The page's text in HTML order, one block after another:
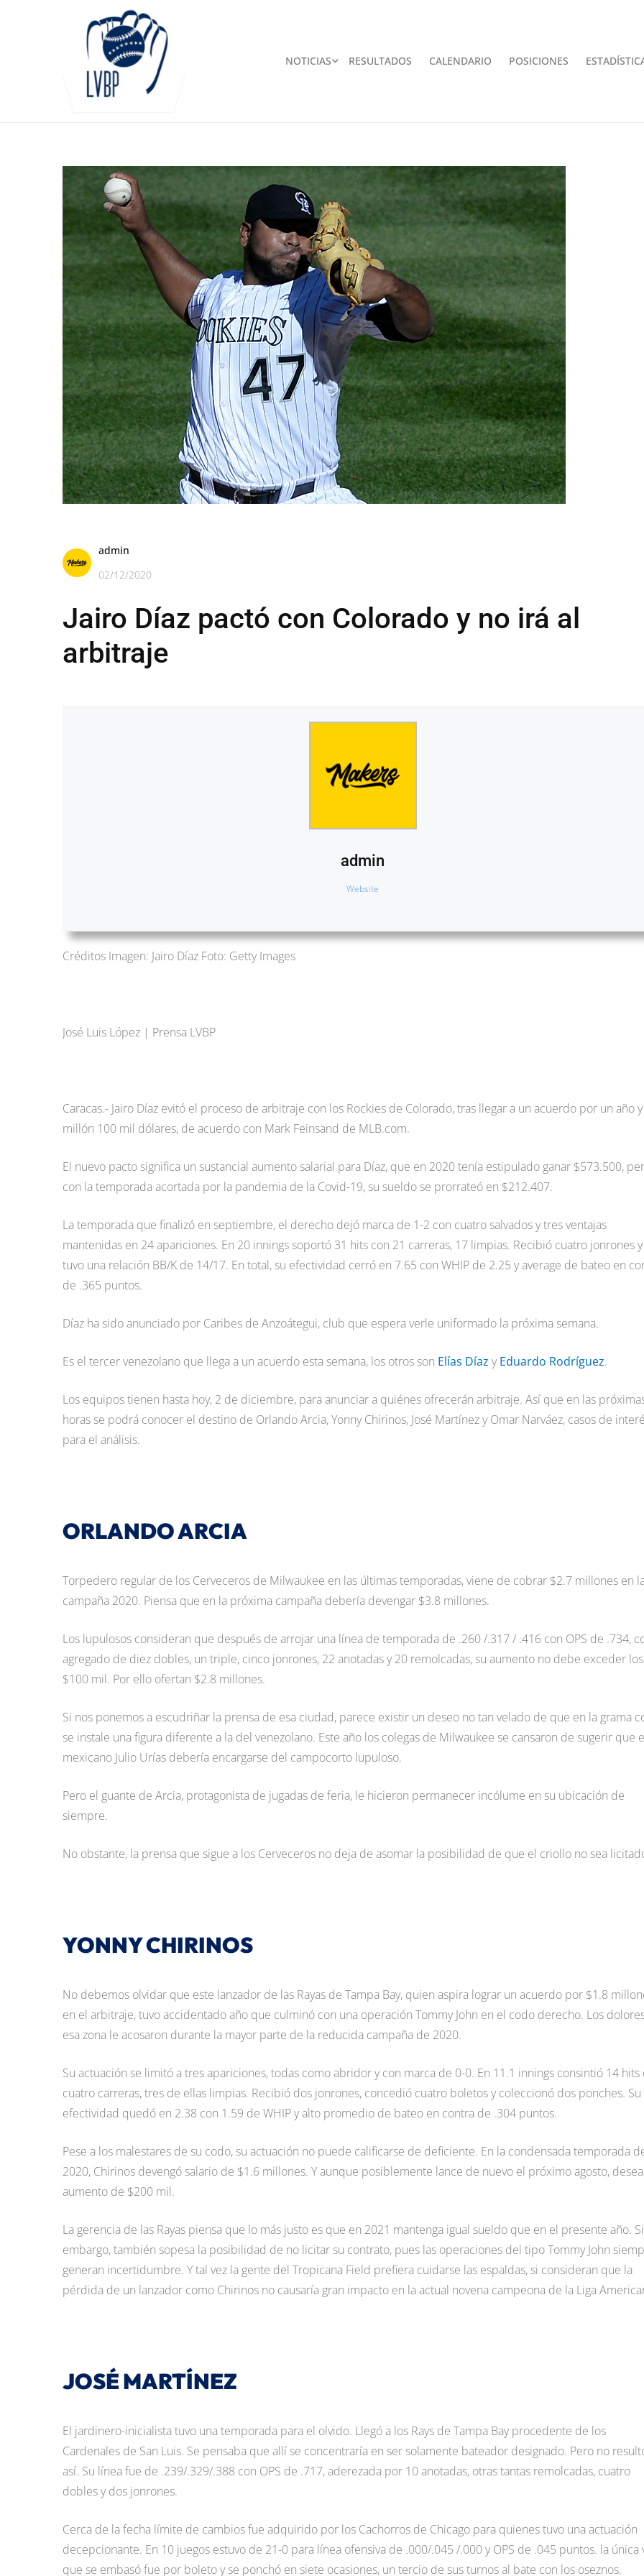
NOTICIAS RESULTADOS CALENDARIO POSICIONES
admin
02/12/2020
Jairo Díaz pactó con Colorado y no irá al
arbitraje
admin
Website
Créditos Imagen: Jairo Díaz Foto: Getty Images
José Luis López | Prensa LVBP
Caracas.- Jairo Díaz evitó el proceso de arbitraje con los Rockies de Colorado, tras llegar a un acuerdo por un año
millón 100 mil dólares, de acuerdo con Mark Feinsand de MLB.com.
El nuevo pacto significa un sustancial aumento salarial para Díaz, que en 2020 tenía estipulado ganar $573.500,
con la temporada acortada por la pandemia de la Covid-19, su sueldo se prorrateó en $212.407.
La temporada que finalizó en septiembre, el derecho dejó marca de 1-2 con cuatro salvados y tres ventajas
mantenidas en 24 apariciones. En 20 innings soportó 31 hits con 21 carreras, 17 limpias. Recibió cuatro jonrones y
tuvo una relación BB/K de 14/17. En total, su efectividad cerró en 7.65 con WHIP de 2.25 y average de bateo en
de .365 puntos.
Díaz ha sido anunciado por Caribes de Anzoátegui, club que espera verle uniformado la próxima semana.
Es el tercer venezolano que llega a un acuerdo esta semana, los otros son Elías Díaz yEduardo Rodríguez.
Los equipos tienen hasta hoy, 2 de diciembre, para anunciar a quiénes ofrecerán arbitraje. Así que en las
horas se podrá conocer el destino de Orlando Arcia, Yonny Chirinos, José Martínez y Omar Narváez, casos de
para el análisis.
ORLANDO ARCIA
Torpedero regular de los Cerveceros de Milwaukee en las últimas temporadas, viene de cobrar $2.7 millones en
campaña 2020. Piensa que en la próxima campaña debería devengar $3.8 millones.
Los lupulosos consideran que después de arrojar una línea de temporada de .260 /.317 / .416 con OPS de .734,
agregado de diez dobles, un triple, cinco jonrones, 22 anotadas y 20 remolcadas, su aumento no debe exceder los
$100 mil. Por ello ofertan $2.8 millones.
Si nos ponemos a escudriñar la prensa de esa ciudad, parece existir un deseo no tan velado de que en la grama
se instale una figura diferente a la del venezolano. Este año los colegas de Milwaukee se cansaron de sugerir que
mexicano Julio Urías debería encargarse del campocorto lupuloso.
Pero el guante de Arcia, protagonista de jugadas de feria, le hicieron permanecer incólume en su ubicación de
siempre.
No obstante, la prensa que sigue a los Cerveceros no deja de asomar la posibilidad de que el criollo no sea
YONNY CHIRINOS
No debemos olvidar que este lanzador de las Rayas de Tampa Bay, quien aspira lograr un acuerdo por $1.8
en el arbitraje, tuvo accidentado año que culminó con una operación Tommy John en el codo derecho. Los
esa zona le acosaron durante la mayor parte de la reducida campaña de 2020.
Su actuación se limitó a tres apariciones, todas como abridor y con marca de 0-0. En 11.1 innings consintió 14 hits
cuatro carreras, tres de ellas limpias. Recibió dos jonrones, concedió cuatro boletos y coleccionó dos ponches. Su
efectividad quedó en 2.38 con 1.59 de WHIP y alto promedio de bateo en contra de .304 puntos.
Pese a los malestares de su codo, su actuación no puede calificarse de deficiente. En la condensada temporada
2020, Chirinos devengó salario de $1.6 millones. Y aunque posiblemente lance de nuevo el próximo agosto,
aumento de $200 mil.
La gerencia de las Rayas piensa que lo más justo es que en 2021 mantenga igual sueldo que en el presente año.
embargo, también sopesa la posibilidad de no licitar su contrato, pues las operaciones del tipo Tommy John
generan incertidumbre. Y tal vez la gente del Tropicana Field prefiera cuidarse las espaldas, si consideran que la
pérdida de un lanzador como Chirinos no causaría gran impacto en la actual novena campeona de la Liga
JOSÉ MARTÍNEZ
El jardinero-inicialista tuvo una temporada para el olvido. Llegó a los Rays de Tampa Bay procedente de los
Cardenales de San Luis. Se pensaba que allí se concentraría en ser solamente bateador designado. Pero no
así. Su línea fue de .239/.329/.388 con OPS de .717, aderezada por 10 anotadas, otras tantas remolcadas, cuatro
dobles y dos jonrones.
Cerca de la fecha límite de cambios fue adquirido por los Cachorros de Chicago para quienes tuvo una actuación
decepcionante. En 10 juegos estuvo de 21-0 para línea ofensiva de .000/.045 /.000 y OPS de .045 puntos. la única
que se embasó fue por boleto y se ponchó en siete ocasiones, un tercio de sus turnos al bate con los oseznos.